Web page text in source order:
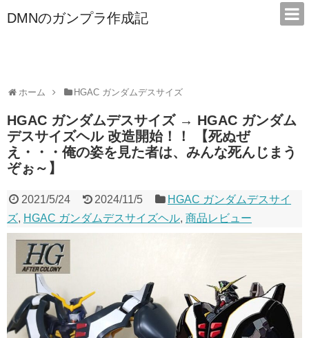
DMNのガンプラ作成記
ホーム HGAC ガンダムデスサイズ
HGAC ガンダムデスサイズ → HGAC ガンダム
デスサイズヘル 改造開始！！ 【死ぬぜ
え・・・俺の姿を見た者は、みんな死んじまう
ぞぉ～】
2021/5/24 2024/11/5
HGAC ガンダムデスサイ
ズ, HGAC ガンダムデスサイズヘル, 商品レビュー